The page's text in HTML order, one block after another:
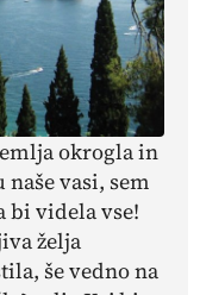
okrogla in
vasi, sem
bi videla vse!
želja
še vedno na